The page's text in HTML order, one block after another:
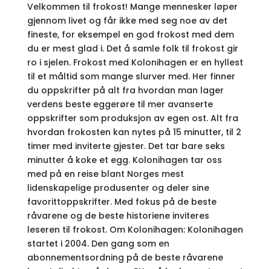
Velkommen til frokost! Mange mennesker løper
gjennom livet og får ikke med seg noe av det
fineste, for eksempel en god frokost med dem
du er mest glad i. Det å samle folk til frokost gir
ro i sjelen. Frokost med Kolonihagen er en hyllest
til et måltid som mange slurver med. Her finner
du oppskrifter på alt fra hvordan man lager
verdens beste eggerøre til mer avanserte
oppskrifter som produksjon av egen ost. Alt fra
hvordan frokosten kan nytes på 15 minutter, til 2
timer med inviterte gjester. Det tar bare seks
minutter å koke et egg. Kolonihagen tar oss
med på en reise blant Norges mest
lidenskapelige produsenter og deler sine
favorittoppskrifter. Med fokus på de beste
råvarene og de beste historiene inviteres
leseren til frokost. Om Kolonihagen: Kolonihagen
startet i 2004. Den gang som en
abonnementsordning på de beste råvarene